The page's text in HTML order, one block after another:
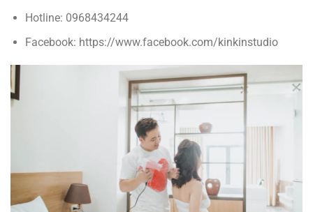
Hotline: 0968434244
Facebook: https://www.facebook.com/kinkinstudio